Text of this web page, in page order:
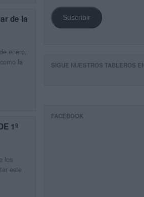
de la
enero,
la
1º
los
este
Suscribir
SIGUE NUESTROS TABLEROS
FACEBOOK